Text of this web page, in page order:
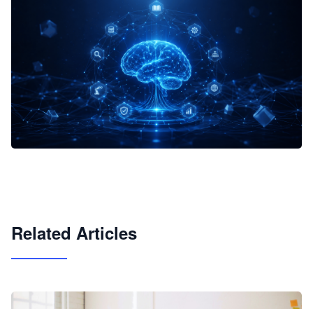
Related Articles